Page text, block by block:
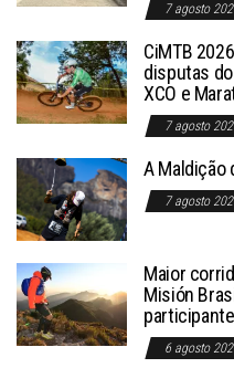
7 agosto
CiMTB
disputas
XCO e
7 agosto
A Maldição
7 agosto
Maior
Misión
6 agosto